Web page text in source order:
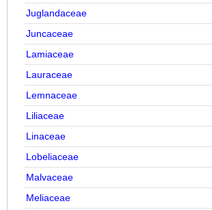
Juglandaceae
Juncaceae
Lamiaceae
Lauraceae
Lemnaceae
Liliaceae
Linaceae
Lobeliaceae
Malvaceae
Meliaceae